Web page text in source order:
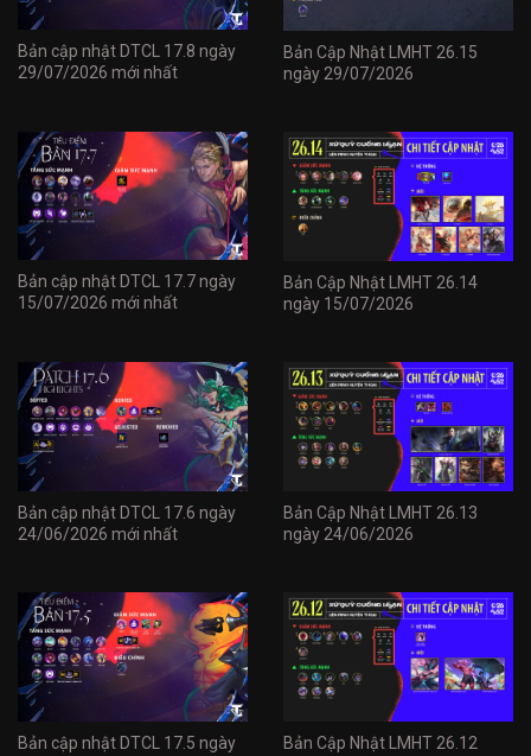
Bản cập nhật DTCL 17.8 ngày
29/07/2026 mới nhất
Bản Cập Nhật LMHT 26.15
ngày 29/07/2026
Bản cập nhật DTCL 17.7 ngày
15/07/2026 mới nhất
Bản Cập Nhật LMHT 26.14
ngày 15/07/2026
Bản cập nhật DTCL 17.6 ngày
24/06/2026 mới nhất
Bản Cập Nhật LMHT 26.13
ngày 24/06/2026
Bản cập nhật DTCL 17.5 ngày
Bản Cập Nhật LMHT 26.12